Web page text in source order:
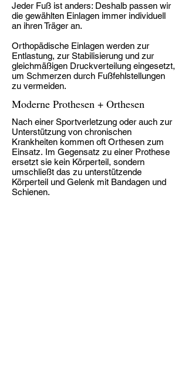
Jeder Fuß ist anders: Deshalb passen wir
die gewählten Einlagen immer individuell
an ihren Träger an.
Orthopädische Einlagen werden zur
Entlastung, zur Stabilisierung und zur
gleichmäßigen Druckverteilung eingesetzt,
um Schmerzen durch Fußfehlstellungen
zu vermeiden.
Moderne Prothesen + Orthesen
Nach einer Sportverletzung oder auch zur
Unterstützung von chronischen
Krankheiten kommen oft Orthesen zum
Einsatz. Im Gegensatz zu einer Prothese
ersetzt sie kein Körperteil, sondern
umschließt das zu unterstützende
Körperteil und Gelenk mit Bandagen und
Schienen.